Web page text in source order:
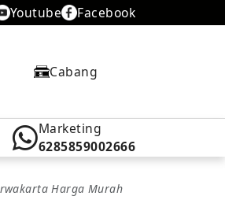
Youtube Facebook
Cabang
Marketing
6285859002666
Harga Murah